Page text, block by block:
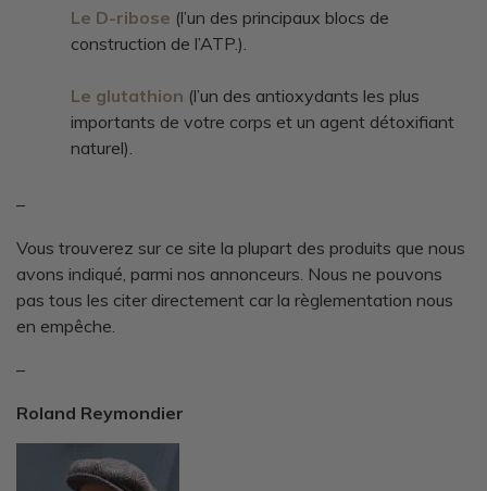
Le D-ribose (l’un des principaux blocs de
construction de l’ATP.).
Le glutathion (l’un des antioxydants les plus
importants de votre corps et un agent détoxifiant
naturel).
–
Vous trouverez sur ce site la plupart des produits que nous
avons indiqué, parmi nos annonceurs. Nous ne pouvons
pas tous les citer directement car la règlementation nous
en empêche.
–
Roland Reymondier